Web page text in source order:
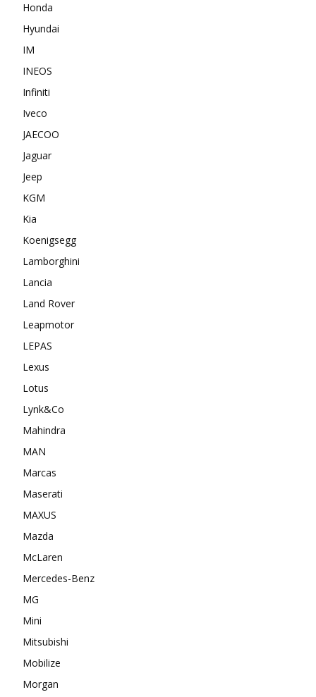
Honda
Hyundai
IM
INEOS
Infiniti
Iveco
JAECOO
Jaguar
Jeep
KGM
Kia
Koenigsegg
Lamborghini
Lancia
Land Rover
Leapmotor
LEPAS
Lexus
Lotus
Lynk&Co
Mahindra
MAN
Marcas
Maserati
MAXUS
Mazda
McLaren
Mercedes-Benz
MG
Mini
Mitsubishi
Mobilize
Morgan